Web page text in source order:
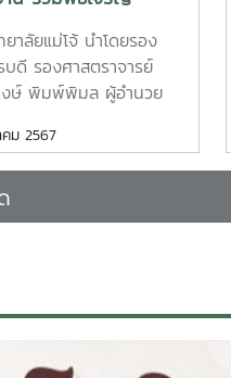
องเกณฑ์
าหน่วยงาน
ธมนต์และทำบุญ
รถวายพระราชกุศลวัน
รมหาราช
าลัยแม่โจ้ นำโดยรอง
บดี รองศาสตราจารย์
ษ์ พิมพ์พิมล ผู้อำนวย
นงาน ร่วมพิธีเจริญ
ธมนต์และทำบุญตักบาตร
ะราชกุศล วันนวมินทรม
13 ตุลาคม 2567 ณ ห้องนิ
ม่ จังหวัดเชียงใหม่#วันนว
ม 2567